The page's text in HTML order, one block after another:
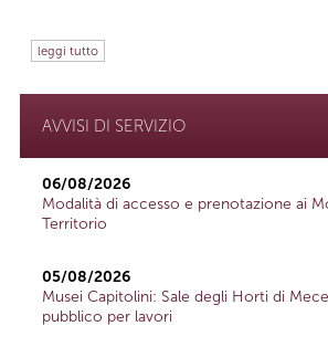
leggi tutto
AVVISI DI SERVIZIO
06/08/2026
Modalità di accesso e prenotazione ai
Territorio
05/08/2026
Musei Capitolini: Sale degli Horti di
pubblico per lavori